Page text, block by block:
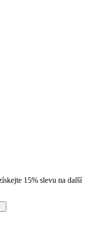
15% slevu na další